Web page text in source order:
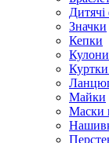
Значки
Кепки
Кулони
Майки
Маски